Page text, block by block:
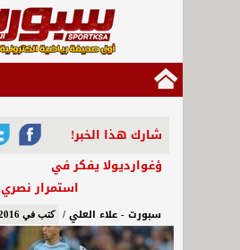
شارك هذا الخبر!
ؤغوارديولا يفكر في
استمرار نصري
سبورت - علاء العلي / كتب في 29/08/2016 - 10:43 ص